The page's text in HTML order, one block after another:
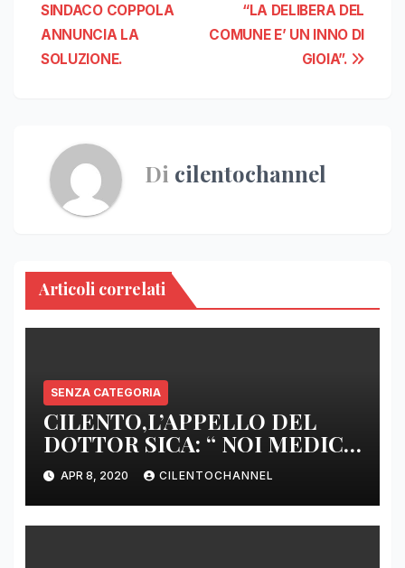
“LA DELIBERA DEL
COMUNE E’ UN INNO DI
GIOIA”.
SINDACO COPPOLA
ANNUNCIA LA
SOLUZIONE.
Di cilentochannel
Articoli correlati
SENZA CATEGORIA
CILENTO,L’APPELLO DEL
DOTTOR SICA: “ NOI MEDICI
DI BASE SIAMO SENZA ARMI
E SENZA PRESIDI”
APR 8, 2020 CILENTOCHANNEL